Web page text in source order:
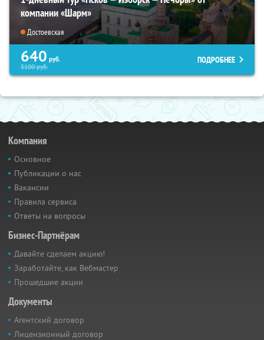
компании «Шарм»
Достоевская
640 руб.
5100руб.
ПОДРОБНЕЕ
Компания
Основное
Публикации о нас
Вакансии
Правила сервиса
Ответы на вопросы
Бизнес-Партнёрам
Давайте сделаем акцию!
Заработайте, как Вебмастер
Прошедшие акции
Документы
Агентский договор
Лицензионный договор